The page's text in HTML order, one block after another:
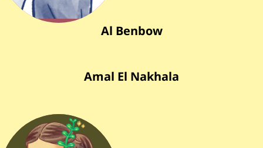
Al Benbow
Amal El Nakhala